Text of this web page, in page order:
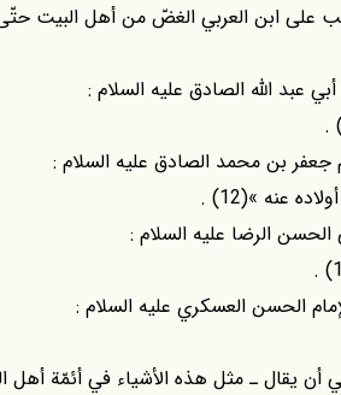
عبد الله الصادق عليه السلام :
جعفر بن محمد الصادق عليه السلام :
عنه »(12) .
الرضا عليه السلام :
الحسن العسكري عليه السلام :
أن يقال ـ مثل هذه الأشياء في أئمّة أهل